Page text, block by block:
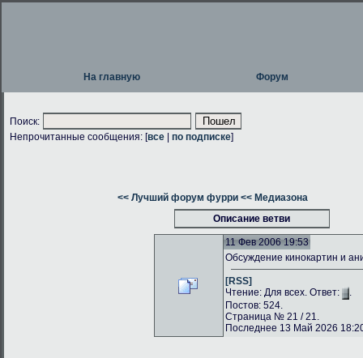
На главную Форум
Поиск:
Непрочитанные сообщения: [все по подписке]
<< Лучший форум фурри << Медиазона
Описание ветви
11 Фев 2006 19:53
Обсуждение кинокартин и
[RSS]
Чтение: Для всех. Ответ:
.
Постов: 524.
Страница № 21 / 21.
Последнее 13 Май 2026